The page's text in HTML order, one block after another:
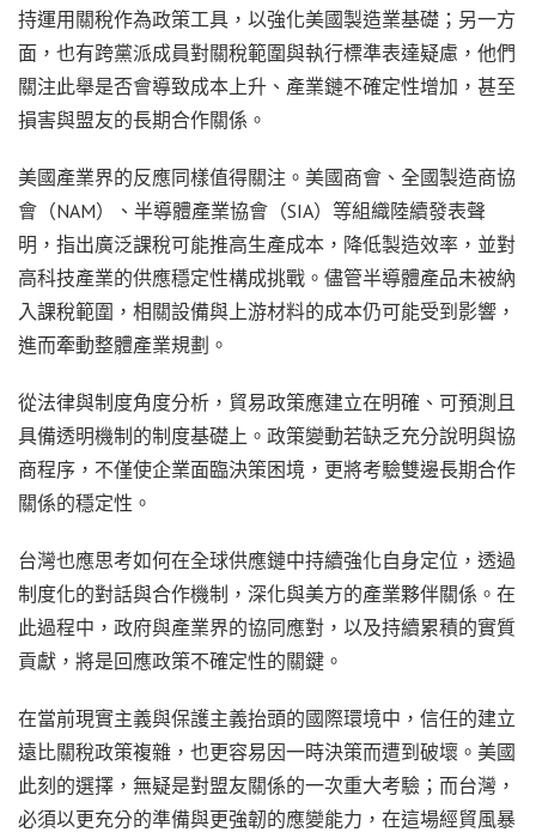
持運用關稅作為政策工具，以強化美國製造業基礎；另一方
面，也有跨黨派成員對關稅範圍與執行標準表達疑慮，他們
關注此舉是否會導致成本上升、產業鏈不確定性增加，甚至
損害與盟友的長期合作關係。
美國產業界的反應同樣值得關注。美國商會、全國製造商協
會（NAM）、半導體產業協會（SIA）等組織陸續發表聲
明，指出廣泛課稅可能推高生產成本，降低製造效率，並對
高科技產業的供應穩定性構成挑戰。儘管半導體產品未被納
入課稅範圍，相關設備與上游材料的成本仍可能受到影響，
進而牽動整體產業規劃。
從法律與制度角度分析，貿易政策應建立在明確、可預測且
具備透明機制的制度基礎上。政策變動若缺乏充分說明與協
商程序，不僅使企業面臨決策困境，更將考驗雙邊長期合作
關係的穩定性。
台灣也應思考如何在全球供應鏈中持續強化自身定位，透過
制度化的對話與合作機制，深化與美方的產業夥伴關係。在
此過程中，政府與產業界的協同應對，以及持續累積的實質
貢獻，將是回應政策不確定性的關鍵。
在當前現實主義與保護主義抬頭的國際環境中，信任的建立
遠比關稅政策複雜，也更容易因一時決策而遭到破壞。美國
此刻的選擇，無疑是對盟友關係的一次重大考驗；而台灣，
必須以更充分的準備與更強韌的應變能力，在這場經貿風暴